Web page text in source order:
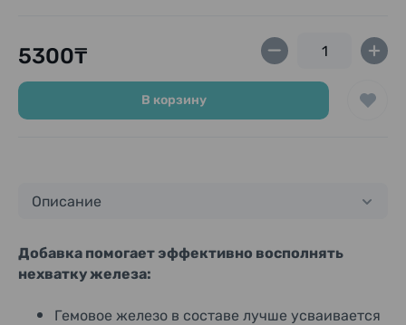
5300₸
В корзину
Описание
Добавка помогает эффективно восполнять
нехватку железа:
Гемовое железо в составе лучше усваивается